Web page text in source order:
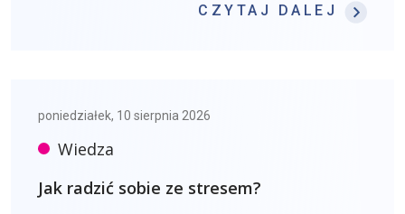
CZYTAJ DALEJ :
poniedziałek, 10 sierpnia 2026
Wiedza
Jak radzić sobie ze stresem?